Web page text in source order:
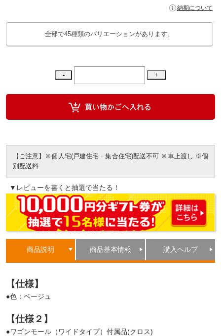
納期について
全部で45種類のバリエーションがあります。
【ご注意】※個人宅(戸建住宅・集合住宅)配送不可 ※車上渡し ※個
別配送料
▼レビューを書くと抽選で当たる！
商品説明 商品基本情報 購入ヘルプ
【仕様】
●色：ベージュ
【仕様２】
●ワゴンモール（ワイドタイプ）付属品(クロス)